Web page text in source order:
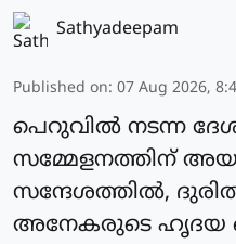
Sathyadeepam
Published on: 07 Aug 2026,
പെറുവില്‍ നടന്ന
സമ്മേളനത്തിന്
സന്ദേശത്തില്‍,
അനേകരുടെ ഹൃദയ